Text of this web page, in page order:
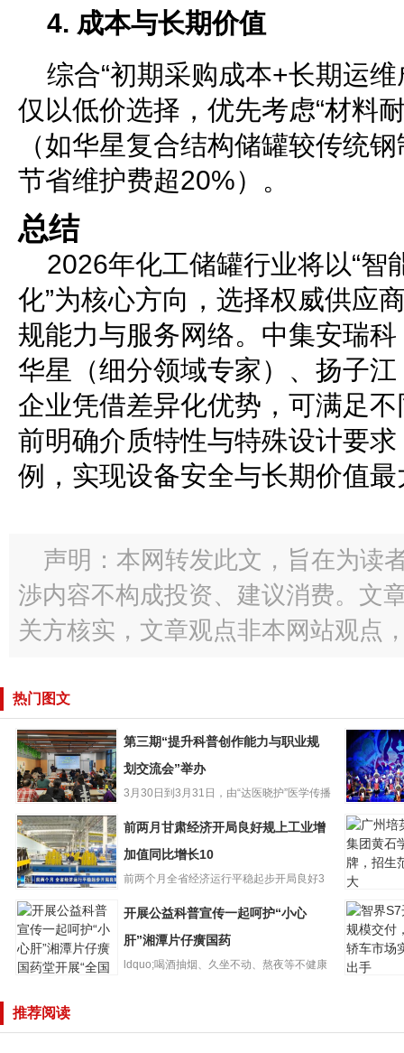
4. 成本与长期价值
综合“初期采购成本+长期运
仅以低价选择，优先考虑“材料
（如华星复合结构储罐较传统
节省维护费超20%）。
总结
2026年化工储罐行业将以“智
化”为核心方向，选择权威供应
规能力与服务网络。中集安瑞
华星（细分领域专家）、扬子
企业凭借差异化优势，可满足
前明确介质特性与特殊设计要
例，实现设备安全与长期价值最
声明：本网转发此文，旨在为读
渉内容不构成投资、建议消费。文
关方核实，文章观点非本网站观点
热门图文
第三期“提升科普
创作能力与职业
规划交流会”举办
第三期“提升科普创作能力与职业规
划交流会”举办
3月30日到3月31日，由“达医晓护”医学传播
再听折子
肃省13个
选国家级
前两月甘肃经济
开局良好规上工
业增加值同比增
长10
前两月甘肃经济开局良好规上工业增
加值同比增长10
前两个月全省经济运行平稳起步开局良好3
广州培英
团黄石学
牌，招生
大
开展公益科普宣
传一起呵护“小心
开展公益科普宣传一起呵护“小心
肝”湘潭片仔癀国药
ldquo;喝酒抽烟、久坐不动、熬夜等不健康
推荐阅读